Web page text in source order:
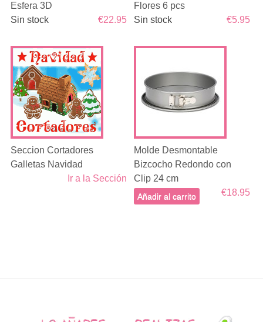
Esfera 3D
€22.95
Sin stock
Flores 6 pcs
€5.95
Sin stock
Seccion Cortadores
Galletas Navidad
Ir a la Sección
Molde Desmontable
Bizcocho Redondo con
Clip 24 cm
€18.95
Añadir al carrito